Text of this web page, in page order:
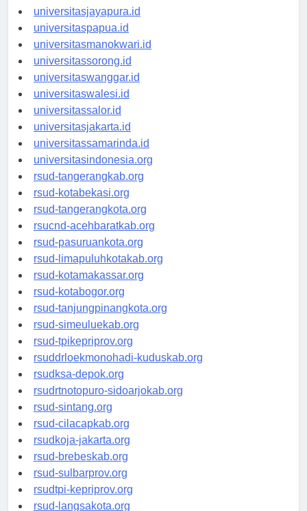
universitassofifi.id
universitasjayapura.id
universitaspapua.id
universitasmanokwari.id
universitassorong.id
universitaswanggar.id
universitaswalesi.id
universitassalor.id
universitasjakarta.id
universitassamarinda.id
universitasindonesia.org
rsud-tangerangkab.org
rsud-kotabekasi.org
rsud-tangerangkota.org
rsucnd-acehbaratkab.org
rsud-pasuruankota.org
rsud-limapuluhkotakab.org
rsud-kotamakassar.org
rsud-kotabogor.org
rsud-tanjungpinangkota.org
rsud-simeuluekab.org
rsud-tpikepriprov.org
rsuddrloekmonohadi-kuduskab.org
rsudksa-depok.org
rsudrtnotopuro-sidoarjokab.org
rsud-sintang.org
rsud-cilacapkab.org
rsudkoja-jakarta.org
rsud-brebeskab.org
rsud-sulbarprov.org
rsudtpi-kepriprov.org